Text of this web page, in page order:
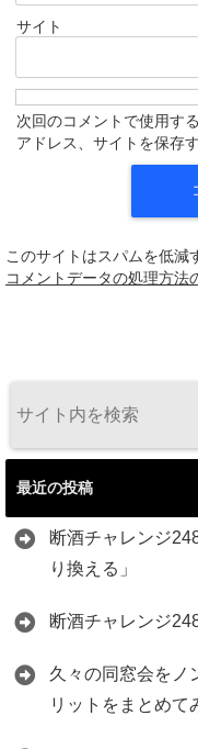
サイト
次回のコメントで使用す
アドレス、サイトを保存す
このサイトはスパムを低減
コメントデータの処理方法
最近の投稿
断酒チャレンジ
り換える」
断酒チャレンジ
久々の同窓会をノ
リットをまとめて